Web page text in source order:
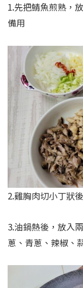
1.先把鯖魚煎熟，
備用
2.雞胸肉切小丁狀
3.油鍋熱後，放入
蔥、青蔥、辣椒、